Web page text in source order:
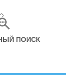
ПОИСК